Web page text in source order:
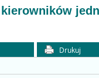
Drukuj